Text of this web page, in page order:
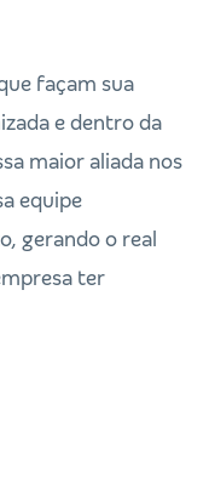
façam sua
e dentro da
maior aliada nos
equipe
gerando o real
ter